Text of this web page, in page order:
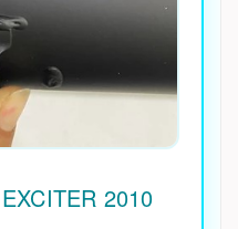
2010